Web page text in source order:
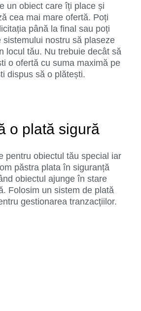
un obiect care îți place și
cea mai mare ofertă. Poți
până la final sau poți
sistemului nostru să plaseze
locul tău. Nu trebuie decât să
o ofertă cu suma maximă pe
dispus să o plătești.
o plată sigură
pentru obiectul tău special iar
păstra plata în siguranță
obiectul ajunge în stare
Folosim un sistem de plată
gestionarea tranzacțiilor.